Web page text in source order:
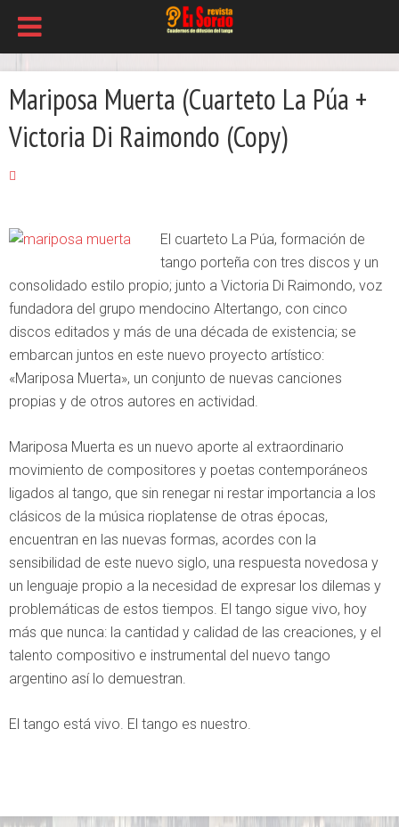
Mariposa Muerta (Cuarteto La Púa +
Victoria Di Raimondo (Copy)
El cuarteto La Púa, formación de
tango porteña con tres discos y un
consolidado estilo propio; junto a Victoria Di Raimondo, voz
fundadora del grupo mendocino Altertango, con cinco
discos editados y más de una década de existencia; se
embarcan juntos en este nuevo proyecto artístico:
«Mariposa Muerta», un conjunto de nuevas canciones
propias y de otros autores en actividad.
Mariposa Muerta es un nuevo aporte al extraordinario
movimiento de compositores y poetas contemporáneos
ligados al tango, que sin renegar ni restar importancia a los
clásicos de la música rioplatense de otras épocas,
encuentran en las nuevas formas, acordes con la
sensibilidad de este nuevo siglo, una respuesta novedosa y
un lenguaje propio a la necesidad de expresar los dilemas y
problemáticas de estos tiempos. El tango sigue vivo, hoy
más que nunca: la cantidad y calidad de las creaciones, y el
talento compositivo e instrumental del nuevo tango
argentino así lo demuestran.
El tango está vivo. El tango es nuestro.